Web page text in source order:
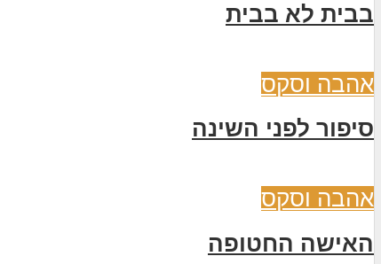
בבית לא בבית
אהבה וסקס
סיפור לפני השינה
אהבה וסקס
האישה החטופה